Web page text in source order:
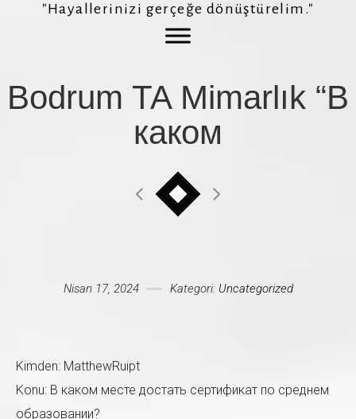
Telefon Numaranız *
Konu
"Hayallerinizi gerçeğe dönüştürelim."
Bodrum TA Mimarlık “В
каком
Nisan 17, 2024 Kategori: Uncategorized
Kimden: MatthewRuipt
Konu: В каком месте достать сертификат по среднем
образовании?